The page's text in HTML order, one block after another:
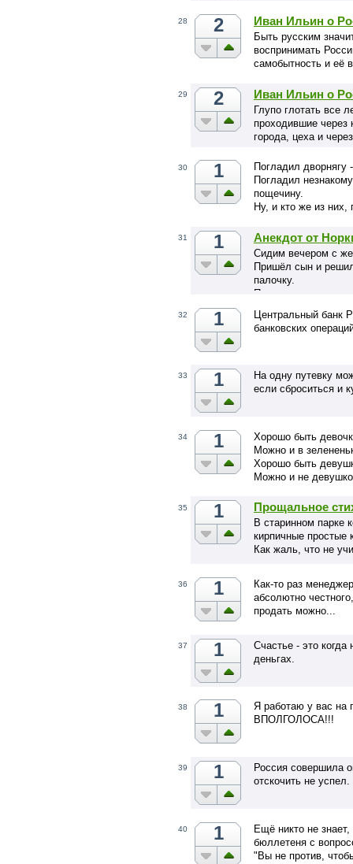
28 2 Иван Ильин о
Быть русским
воспринимать
самобытность и её
29 2 Иван Ильин о
Глупо глотать все
проходившие через
города, цеха и
30 1
Погладил дворнягу
Погладил
пощечину.
Ну, и кто же из них,
31 1 Анекдот от
Сидим вечером с
Пришёл сын и
палочку.
Просрали все
32 1
Центральный банк
банковских
33 1
На одну путевку
если сброситься и
34 1
Хорошо быть
Можно и в
Хорошо быть
Можно и не
35 1 Прощальное
В старинном парке
кирпичные простые
Как жаль, что не
листве…
36 1
Как-то раз
абсолютно
продать можно...
37 1
Счастье - это когда
деньгах.
38 1
Я работаю у вас на
ВПОЛГОЛОСА!!!
39 1
Россия совершила
отскочить не успел.
40 1
Ещё никто не
бюллетеня с
"Вы не против,